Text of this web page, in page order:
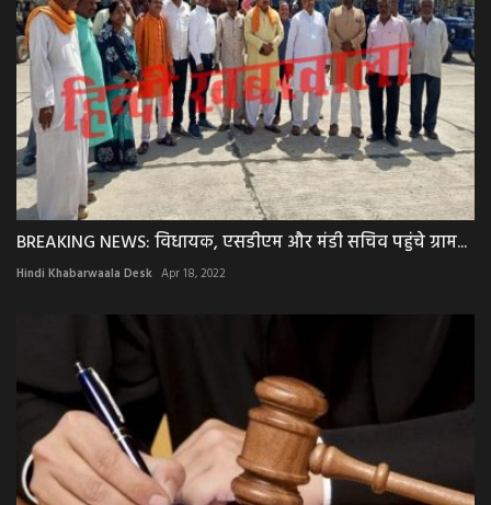
BREAKING NEWS: विधायक, एसडीएम और मंडी सचिव पहुंचे ग्राम...
Hindi Khabarwaala Desk Apr 18, 2022